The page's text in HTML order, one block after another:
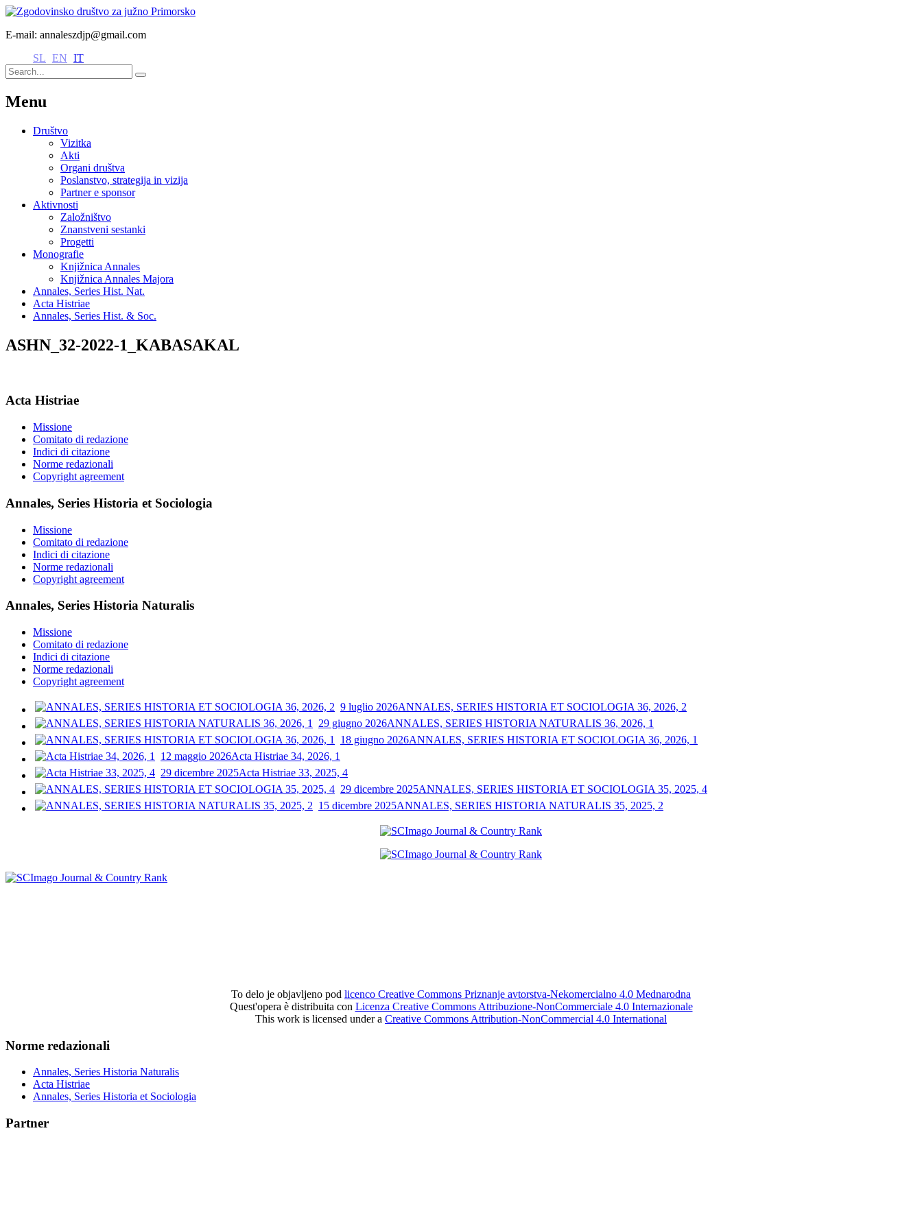
E-mail: annaleszdjp@gmail.com
SL EN IT
Menu
Društvo
Vizitka
Akti
Organi društva
Poslanstvo, strategija in vizija
Partner e sponsor
Aktivnosti
Založništvo
Znanstveni sestanki
Progetti
Monografie
Knjižnica Annales
Knjižnica Annales Majora
Annales, Series Hist. Nat.
Acta Histriae
Annales, Series Hist. & Soc.
ASHN_32-2022-1_KABASAKAL
Acta Histriae
Missione
Comitato di redazione
Indici di citazione
Norme redazionali
Copyright agreement
Annales, Series Historia et Sociologia
Missione
Comitato di redazione
Indici di citazione
Norme redazionali
Copyright agreement
Annales, Series Historia Naturalis
Missione
Comitato di redazione
Indici di citazione
Norme redazionali
Copyright agreement
9 luglio 2026ANNALES, SERIES HISTORIA ET SOCIOLOGIA 36, 2026, 2
29 giugno 2026ANNALES, SERIES HISTORIA NATURALIS 36, 2026, 1
18 giugno 2026ANNALES, SERIES HISTORIA ET SOCIOLOGIA 36, 2026, 1
12 maggio 2026Acta Histriae 34, 2026, 1
29 dicembre 2025Acta Histriae 33, 2025, 4
29 dicembre 2025ANNALES, SERIES HISTORIA ET SOCIOLOGIA 35, 2025, 4
15 dicembre 2025ANNALES, SERIES HISTORIA NATURALIS 35, 2025, 2
To delo je objavljeno pod licenco Creative Commons Priznanje avtorstva-Nekomercialno 4.0 Mednarodna
Quest'opera è distribuita con Licenza Creative Commons Attribuzione-NonCommerciale 4.0 Internazionale
This work is licensed under a Creative Commons Attribution-NonCommercial 4.0 International
Norme redazionali
Annales, Series Historia Naturalis
Acta Histriae
Annales, Series Historia et Sociologia
Partner